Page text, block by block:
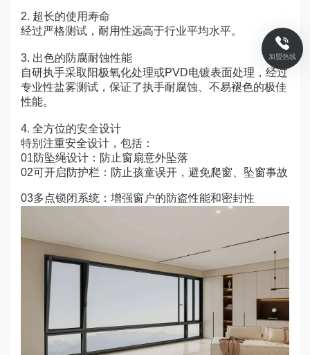
2. 超长的使用寿命
经过严格测试，耐用性远高于行业平均水平。
3. 出色的防腐耐蚀性能
自研执手采取阳极氧化处理或PVD电镀表面处理，经过
专业性盐雾测试，保证了执手耐腐蚀、不易褪色的极佳
性能。
4. 全方位的安全设计
特别注重安全设计，包括：
01防坠绳设计：防止窗扇意外坠落
02可开启防护栏：防止孩童误开，避免爬窗、坠窗事故
03多点锁闭系统：增强窗户的防盗性能和密封性
加盟热线